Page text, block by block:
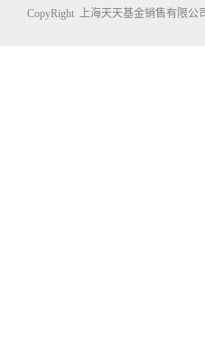
CopyRight 上海天天基金销售有限